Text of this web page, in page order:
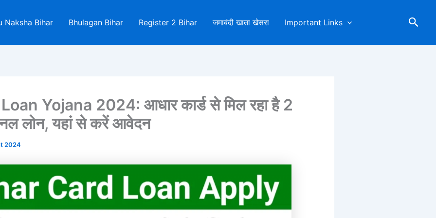
Naksha Bihar Bhulagan Bihar Register 2 Bihar जमाबंदी खाता खेसरा Important Links
Yojana 2024: आधार कार्ड से मिल रहा है 2
लोन, यहां से करें आवेदन
2024